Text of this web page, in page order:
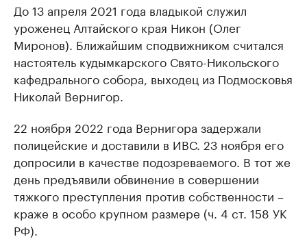
До 13 апреля 2021 года владыкой служил
уроженец Алтайского края Никон (Олег
Миронов). Ближайшим сподвижником считался
настоятель кудымкарского Свято-Никольского
кафедрального собора, выходец из Подмосковья
Николай Вернигор.
22 ноября 2022 года Вернигора задержали
полицейские и доставили в ИВС. 23 ноября его
допросили в качестве подозреваемого. В тот же
день предъявили обвинение в совершении
тяжкого преступления против собственности –
краже в особо крупном размере (ч. 4 ст. 158 УК
РФ).